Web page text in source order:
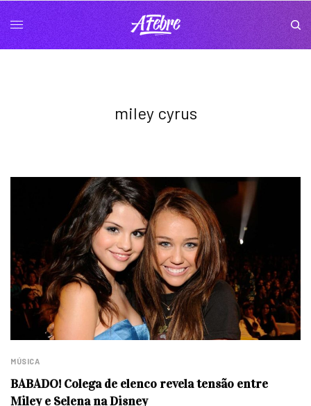
miley cyrus
MÚSICA
BABADO! Colega de elenco revela tensão entre
Miley e Selena na Disney